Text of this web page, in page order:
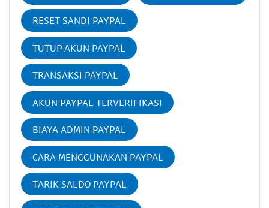
RESET SANDI PAYPAL
TUTUP AKUN PAYPAL
TRANSAKSI PAYPAL
AKUN PAYPAL TERVERIFIKASI
BIAYA ADMIN PAYPAL
CARA MENGGUNAKAN PAYPAL
TARIK SALDO PAYPAL